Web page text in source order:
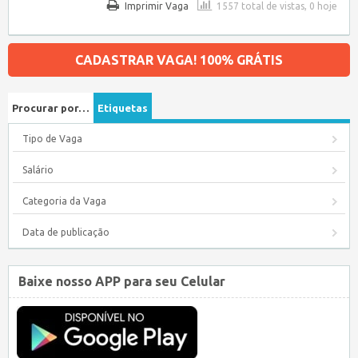
1557 total de vistas, 0 hoje
Imprimir Vaga
CADASTRAR VAGA! 100% GRÁTIS
Procurar por… Etiquetas
Tipo de Vaga
Salário
Categoria da Vaga
Data de publicação
Baixe nosso APP para seu Celular